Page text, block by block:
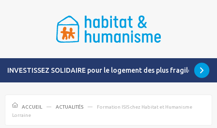
INVESTISSEZ SOLIDAIRE pour le logement des plus fragiles
ACCUEIL ACTUALITÉS
Formation ISIS chez Habitat et Humanisme
Lorraine